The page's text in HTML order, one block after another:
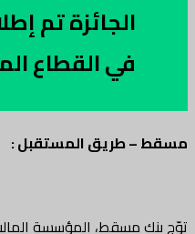
الجائزة تم
في القطاع
مسقط– طريق المستقبل :
توّج بنك مسقط، المؤسسة